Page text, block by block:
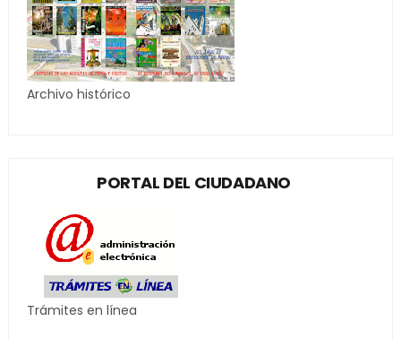
Archivo histórico
PORTAL DEL CIUDADANO
Trámites en línea